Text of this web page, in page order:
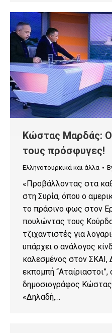
Κώστας Μαρδάς:
τους πρόσφυγες!
Ελληνοτουρκικά και άλλα
«Προβάλλοντας στα
στη Συρία, όπου ο
το πράσινο φως στον
πουλώντας τους
τζιχαντιστές για
υπάρχει ο ανάλογος
καλεσμένος στον ΣΚΑΙ,
εκπομπή “Αταίριαστοι”,
δημοσιογράφος
«Δηλαδή,…